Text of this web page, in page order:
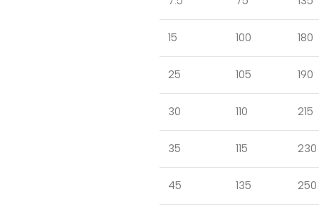
15 100 180
25 105 190
30 110 215
35 115 230
45 135 250